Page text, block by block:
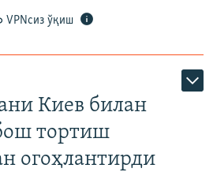
VPNсиз ўқиш
Киев билан
тортиш
огоҳлантирди